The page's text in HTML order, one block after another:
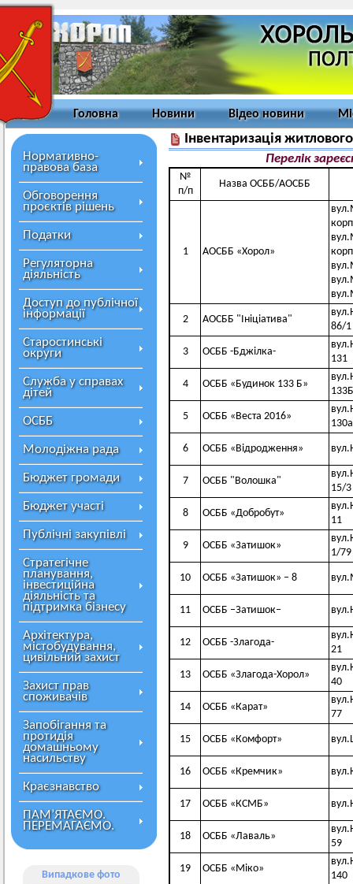
Головна Новини Відео новини
Нормативно-
правова база
Обговорення
проєктів рішень
Податки
Регуляторна
діяльність
Доступ до публічної
інформації
Старостинські
округи
Служба у справах
дітей
ОСББ
Молодіжна рада
Бюджет громади
Бюджет участі
Публічні закупівлі
Стратегічне
планування,
інвестиційна
діяльність та
підтримка бізнесу
Архітектура,
містобудування,
цивільний захист
Захист прав
споживачів
Запобігання та
протидія
домашньому
насильству
Краєзнавство
ПАМ’ЯТАЄМО.
ПЕРЕМАГАЄМО.
Випадкове фото
Інвентаризація
Перелік
№
п/п
Назва ОСББ/АОСББ
1 АОСББ «Хорол»
2 АОСББ "Ініціатива"
86/1
3 ОСББ -Бджілка-
131
4 ОСББ «Будинок 133 Б»
133Б
5 ОСББ «Веста 2016»
130а
6 ОСББ «Відродження»
7 ОСББ "Волошка"
15/3
8 ОСББ «Добробут»
11
9 ОСББ «Затишок»
1/79
10 ОСББ «Затишок» – 8
11 ОСББ –Затишок–
12 ОСББ -Злагода-
21
13 ОСББ «Злагода-Хорол»
40
14 ОСББ «Карат»
77
15 ОСББ «Комфорт»
16 ОСББ «Кремчик»
17 ОСББ «КСМБ»
18 ОСББ «Лаваль»
59
19 ОСББ «Міко»
140